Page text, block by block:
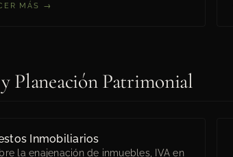
MÁS →
Planeación Patrimonial
Inmobiliarios
la enajenación de inmuebles, IVA en